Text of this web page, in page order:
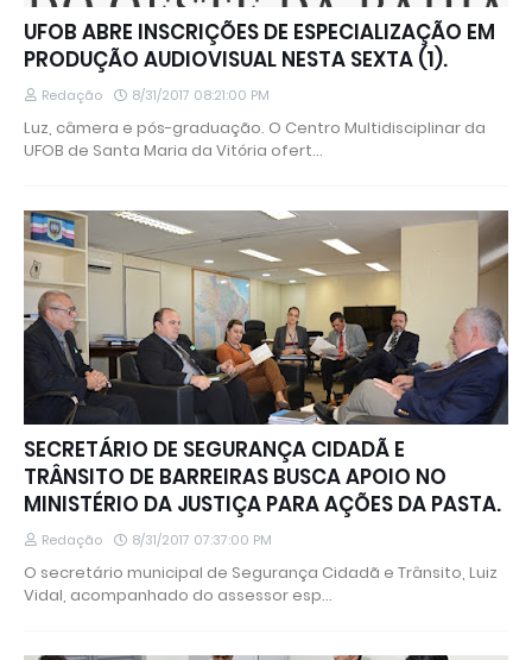
UFOB ABRE INSCRIÇÕES DE ESPECIALIZAÇÃO EM
PRODUÇÃO AUDIOVISUAL NESTA SEXTA (1).
Redação 8/31/2017 08:21:00 PM
Luz, câmera e pós-graduação. O Centro Multidisciplinar da
UFOB de Santa Maria da Vitória ofert…
SECRETÁRIO DE SEGURANÇA CIDADÃ E
TRÂNSITO DE BARREIRAS BUSCA APOIO NO
MINISTÉRIO DA JUSTIÇA PARA AÇÕES DA PASTA.
Redação 8/31/2017 07:37:00 PM
O secretário municipal de Segurança Cidadã e Trânsito, Luiz
Vidal, acompanhado do assessor esp…